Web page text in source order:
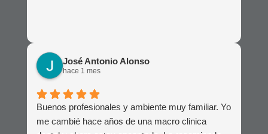
José Antonio Alonso
hace 1 mes
Buenos profesionales y ambiente muy familiar. Yo
me cambié hace años de una macro clinica